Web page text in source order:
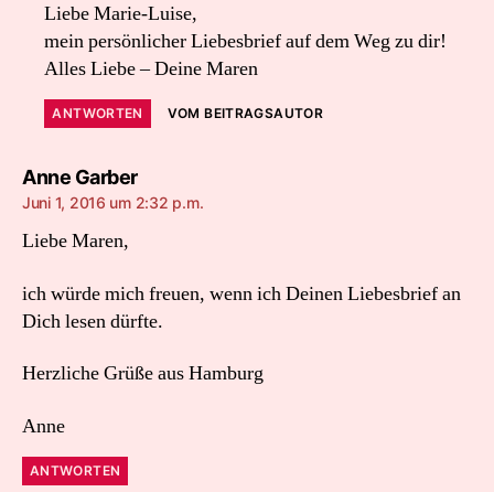
Liebe Marie-Luise,
mein persönlicher Liebesbrief auf dem Weg zu dir!
Alles Liebe – Deine Maren
ANTWORTEN VOM BEITRAGSAUTOR
Anne Garbersagt:
Juni 1, 2016 um 2:32 p.m.
Liebe Maren,
ich würde mich freuen, wenn ich Deinen Liebesbrief an
Dich lesen dürfte.
Herzliche Grüße aus Hamburg
Anne
ANTWORTEN